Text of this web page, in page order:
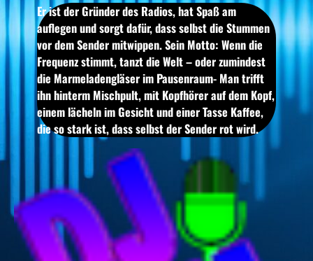
Er ist der Gründer des Radios, hat Spaß am
auflegen und sorgt dafür, dass selbst die Stummen
vor dem Sender mitwippen. Sein Motto: Wenn die
Frequenz stimmt, tanzt die Welt – oder zumindest
die Marmeladengläser im Pausenraum- Man trifft
ihn hinterm Mischpult, mit Kopfhörer auf dem Kopf,
einem lächeln im Gesicht und einer Tasse Kaffee,
die so stark ist, dass selbst der Sender rot wird.